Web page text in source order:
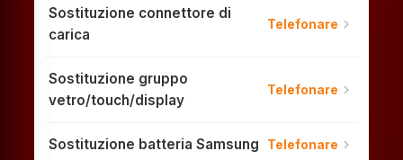
Sostituzione connettore di
carica
Telefonare chevron_right
Sostituzione gruppo
vetro/touch/display
Telefonare chevron_right
Sostituzione batteria Samsung Telefonare chevron_right